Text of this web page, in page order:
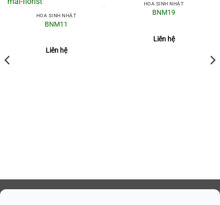
HOA SINH NHẬT
BNM11
Liên hệ
HOA SINH NHẬT
BNM19
Liên hệ